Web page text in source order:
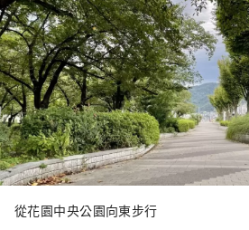
從花園中央公園向東步行